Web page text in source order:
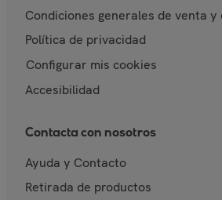
Condiciones generales de venta y
Política de privacidad
Configurar mis cookies
Accesibilidad
Contacta con nosotros
Ayuda y Contacto
Retirada de productos